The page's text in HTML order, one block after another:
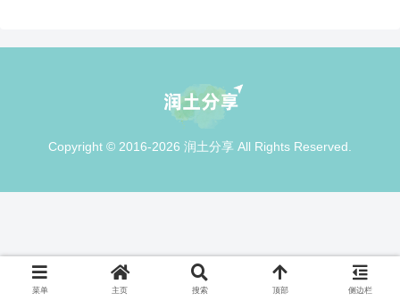
Copyright © 2016-2026 润土分享 All Rights Reserved.
菜单 主页 搜索 顶部 侧边栏